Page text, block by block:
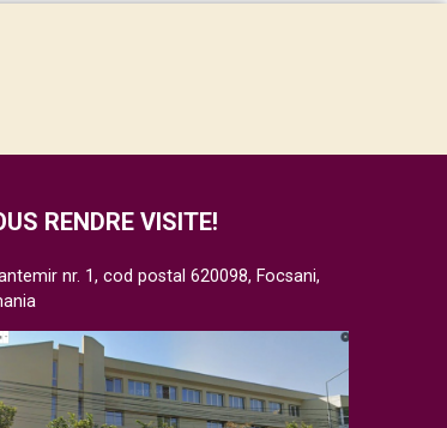
RENDRE VISITE!
nr. 1, cod postal 620098, Focsani,